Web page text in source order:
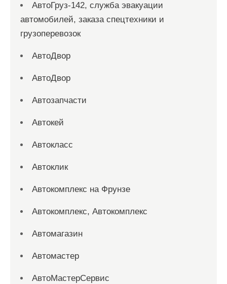
АвтоГруз-142, служба эвакуации
автомобилей, заказа спецтехники и
грузоперевозок
АвтоДвор
АвтоДвор
Автозапчасти
Автокей
Автокласс
Автоклик
Автокомплекс на Фрунзе
Автокомплекс, Автокомплекс
Автомагазин
Автомастер
АвтоМастерСервис